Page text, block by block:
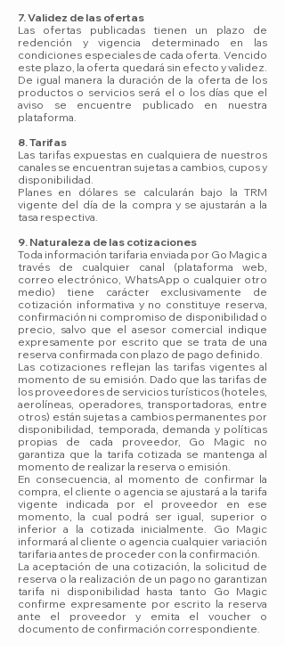
7. Validez de las ofertas
Las ofertas publicadas tienen un plazo de
redención y vigencia determinado en las
condiciones especiales de cada oferta. Vencido
este plazo, la oferta quedará sin efecto y validez.
De igual manera la duración de la oferta de los
productos o servicios será el o los días que el
aviso se encuentre publicado en nuestra
plataforma.
8. Tarifas
Las tarifas expuestas en cualquiera de nuestros
canales se encuentran sujetas a cambios, cupos y
disponibilidad.
Planes en dólares se calcularán bajo la TRM
vigente del día de la compra y se ajustarán a la
tasa respectiva.
9. Naturaleza de las cotizaciones
Toda información tarifaria enviada por Go Magic a
través de cualquier canal (plataforma web,
correo electrónico, WhatsApp o cualquier otro
medio) tiene carácter exclusivamente de
cotización informativa y no constituye reserva,
confirmación ni compromiso de disponibilidad o
precio, salvo que el asesor comercial indique
expresamente por escrito que se trata de una
reserva confirmada con plazo de pago definido.
Las cotizaciones reflejan las tarifas vigentes al
momento de su emisión. Dado que las tarifas de
los proveedores de servicios turísticos (hoteles,
aerolíneas, operadores, transportadoras, entre
otros) están sujetas a cambios permanentes por
disponibilidad, temporada, demanda y políticas
propias de cada proveedor, Go Magic no
garantiza que la tarifa cotizada se mantenga al
momento de realizar la reserva o emisión.
En consecuencia, al momento de confirmar la
compra, el cliente o agencia se ajustará a la tarifa
vigente indicada por el proveedor en ese
momento, la cual podrá ser igual, superior o
inferior a la cotizada inicialmente. Go Magic
informará al cliente o agencia cualquier variación
tarifaria antes de proceder con la confirmación.
La aceptación de una cotización, la solicitud de
reserva o la realización de un pago no garantizan
tarifa ni disponibilidad hasta tanto Go Magic
confirme expresamente por escrito la reserva
ante el proveedor y emita el voucher o
documento de confirmación correspondiente.